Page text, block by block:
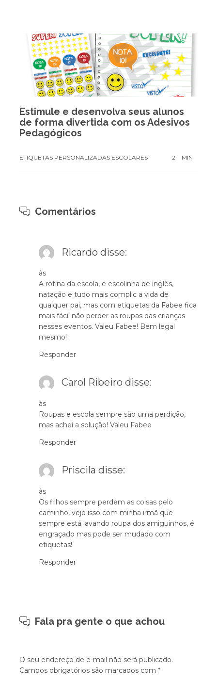
Estimule e desenvolva seus alunos
de forma divertida com os Adesivos
Pedagógicos
ETIQUETAS PERSONALIZADAS ESCOLARES 2 MIN
Comentários
Ricardo disse:
às
A rotina da escola, e escolinha de inglês,
natação e tudo mais complic a vida de
qualquer pai, mas com etiquetas da Fabee fica
mais fácil não perder as roupas das crianças
nesses eventos. Valeu Fabee! Bem legal
mesmo!
Responder
Carol Ribeiro disse:
às
Roupas e escola sempre são uma perdição,
mas achei a solução! Valeu Fabee
Responder
Priscila disse:
às
Os filhos sempre perdem as coisas pelo
caminho, vejo isso com minha irmã que
sempre está lavando roupa dos amiguinhos, é
engraçado mas pode ser mudado com
etiquetas!
Responder
Fala pra gente o que achou
O seu endereço de e-mail não será publicado.
Campos obrigatórios são marcados com *